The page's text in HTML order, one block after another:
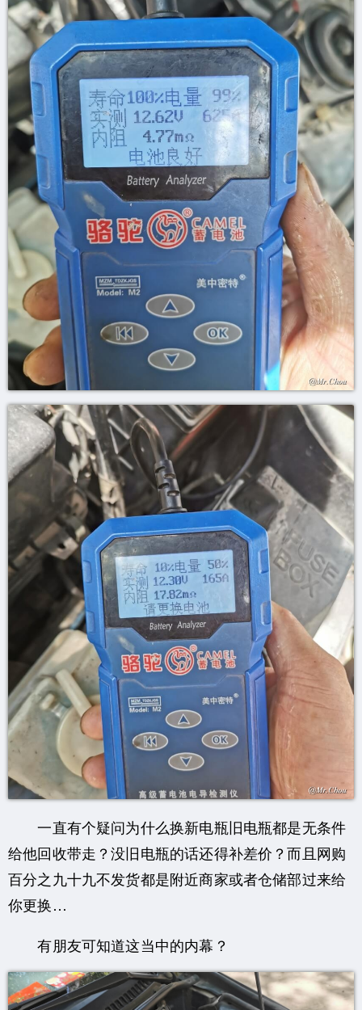
一直有个疑问为什么换新电瓶旧电瓶都是无条件
给他回收带走？没旧电瓶的话还得补差价？而且网购
百分之九十九不发货都是附近商家或者仓储部过来给
你更换…
有朋友可知道这当中的内幕？